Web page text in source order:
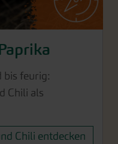
bis feurig:
Chili als
Chili entdecken